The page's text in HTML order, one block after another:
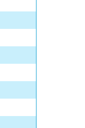
sẽ diễn
3/2025 tại
học
thi
các đơn